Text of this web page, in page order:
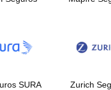
SURA Zurich